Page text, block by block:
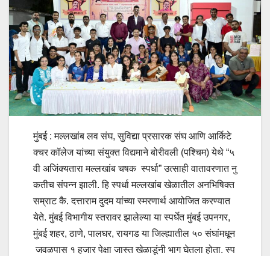
मुंबई : मल्लखांब लव संघ, सुविद्या प्रसारक संघ आणि आर्किटे
क्चर कॉलेज यांच्या संयुक्त विद्यमाने बोरीवली (पश्चिम) येथे “५
वी अजिंक्यतारा मल्लखांब चषक स्पर्धा” उत्साही वातावरणात नु
कतीच संपन्न झाली. हि स्पर्धा मल्लखांब खेळातील अनभिषिक्त
सम्राट कै. दत्ताराम दुदम यांच्या स्मरणार्थ आयोजित करण्यात
येते. मुंबई विभागीय स्तरावर झालेल्या या स्पर्धेत मुंबई उपनगर,
मुंबई शहर, ठाणे, पालघर, रायगड या जिल्ह्यातील ५० संघांमधून
जवळपास १ हजार पेक्षा जास्त खेळाडूंनी भाग घेतला होता. स्प